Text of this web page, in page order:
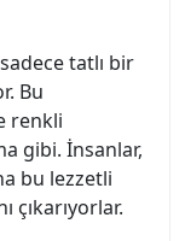
tatlı bir
Bu
renkli
gibi. İnsanlar,
bu lezzetli
çıkarıyorlar.